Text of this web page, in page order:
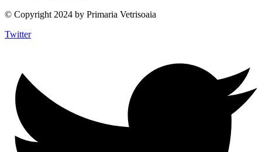
© Copyright 2024 by Primaria Vetrisoaia
Twitter